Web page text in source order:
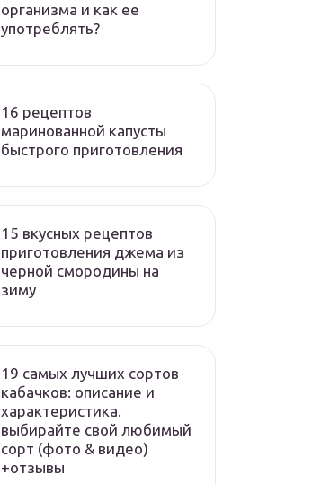
организма и как ее
употреблять?
16 рецептов
маринованной капусты
быстрого приготовления
15 вкусных рецептов
приготовления джема из
черной смородины на
зиму
19 самых лучших сортов
кабачков: описание и
характеристика.
выбирайте свой любимый
сорт (фото & видео)
+отзывы